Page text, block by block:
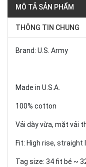
MÔ TẢ SẢN PHẨM
THÔNG TIN CHUNG
Brand: U.S. Army
Made in U.S.A.
100% cotton
Vải dày vừa, mặt vải
Fit: High rise, straight
Tag size: 34 fit bé ~